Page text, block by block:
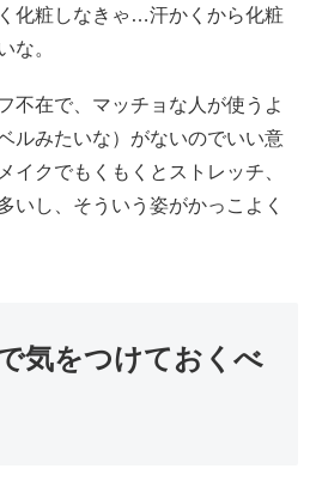
化粧しなきゃ…汗かくから化粧
な。
不在で、マッチョな人が使うよ
ルみたいな）がないのでいい意
イクでもくもくとストレッチ、
いし、そういう姿がかっこよく
気をつけておくべ